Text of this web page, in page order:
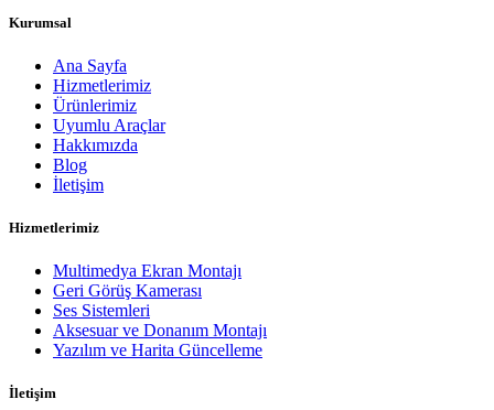
Kurumsal
Ana Sayfa
Hizmetlerimiz
Ürünlerimiz
Uyumlu Araçlar
Hakkımızda
Blog
İletişim
Hizmetlerimiz
Multimedya Ekran Montajı
Geri Görüş Kamerası
Ses Sistemleri
Aksesuar ve Donanım Montajı
Yazılım ve Harita Güncelleme
İletişim